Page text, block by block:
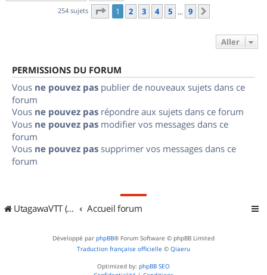
254 sujets Page 1sur
1 2 3 4 5 … 9
Aller
PERMISSIONS DU FORUM
Vous ne pouvez pas publier de nouveaux sujets dans ce
forum
Vous ne pouvez pas répondre aux sujets dans ce forum
Vous ne pouvez pas modifier vos messages dans ce
forum
Vous ne pouvez pas supprimer vos messages dans ce
forum
UtagawaVTT (Randos VTT et VTTAE avec traces GPS) Accueil forum
Développé par phpBB® Forum Software © phpBB Limited
Traduction française officielle © Qiaeru
Optimized by: phpBB SEO